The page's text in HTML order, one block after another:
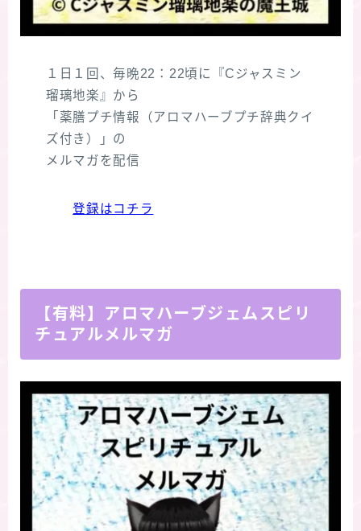
１日１回、毎晩22：22頃に『Cジャスミン
瑠璃地楽』から
「薬膳プチ情報（アロマハーブプチ辞典クイ
ズ付き）」の
メルマガを配信
登録はコチラ
【有料】アロマハーブジェムスピリ
チュアルメルマガ